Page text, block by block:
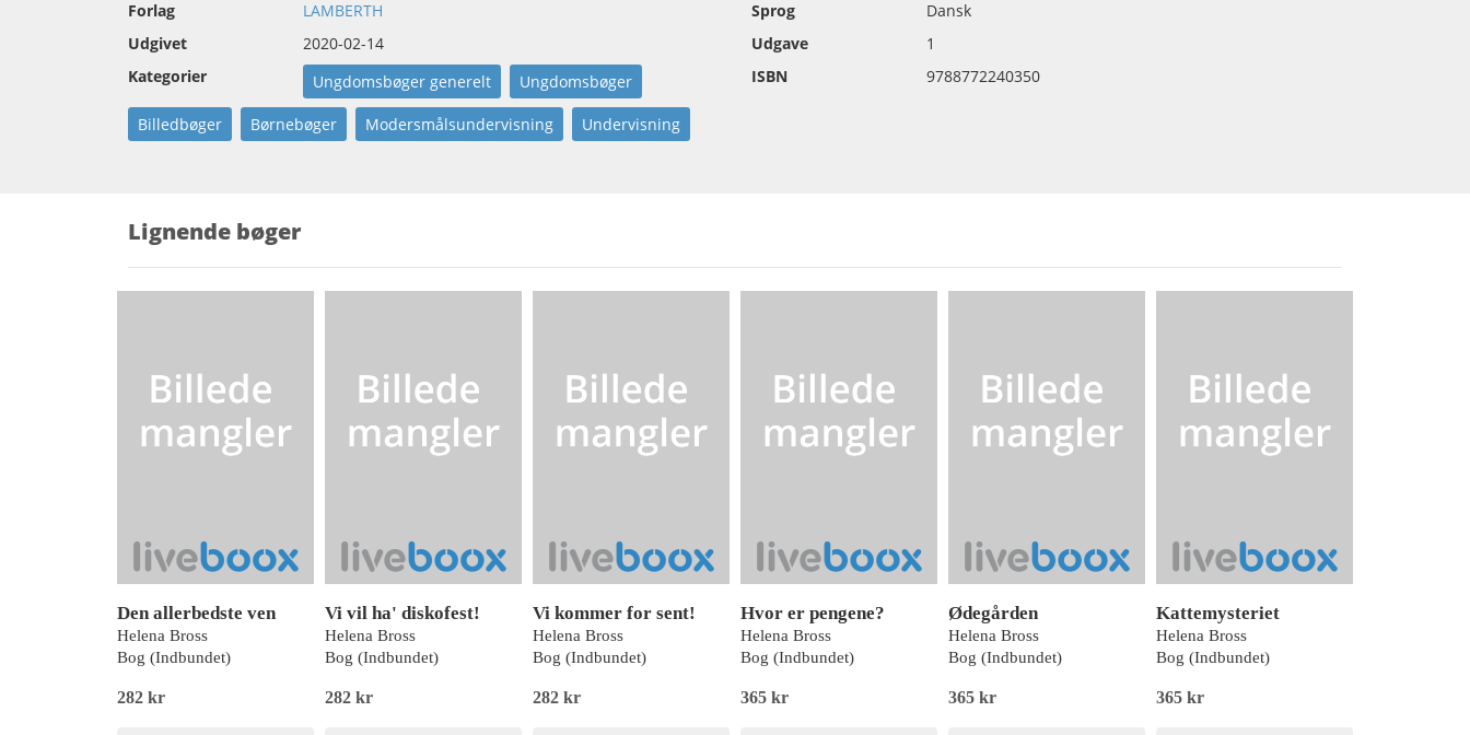
Forlag
LAMBERTH
Udgivet
2020-02-14
Kategorier
Ungdomsbøger generelt Ungdomsbøger
Billedbøger Børnebøger Modersmålsundervisning Undervisning
Sprog
Dansk
Udgave
1
ISBN
9788772240350
Lignende bøger
Den allerbedste ven
Helena Bross
Bog (Indbundet)
282 kr
Vi vil ha' diskofest!
Helena Bross
Bog (Indbundet)
282 kr
Vi kommer for sent!
Helena Bross
Bog (Indbundet)
282 kr
Hvor er pengene?
Helena Bross
Bog (Indbundet)
365 kr
Ødegården
Helena Bross
Bog (Indbundet)
365 kr
Kattemysteriet
Helena Bross
Bog (Indbundet)
365 kr